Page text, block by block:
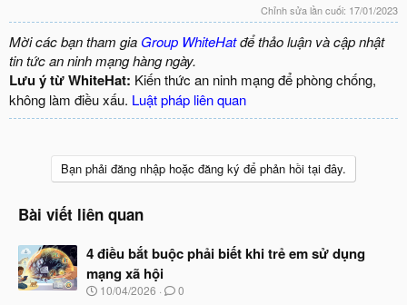
Chỉnh sửa lần cuối: 17/01/2023
Mời các bạn tham gia Group WhiteHatđể thảo luận và cập nhật
tin tức an ninh mạng hàng ngày.
Lưu ý từ WhiteHat: Kiến thức an ninh mạng để phòng chống,
không làm điều xấu. Luật pháp liên quan
Bạn phải đăng nhập hoặc đăng ký để phản hồi tại đây.
Bài viết liên quan
4 điều bắt buộc phải biết khi trẻ em sử dụng
mạng xã hội
N
10/04/2026 0